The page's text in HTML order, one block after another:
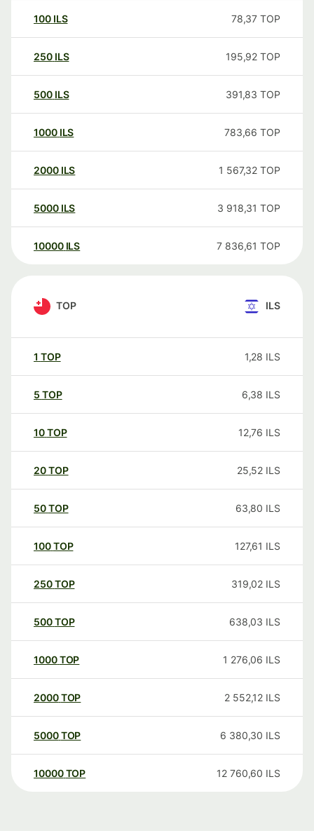
100 ILS 78,37 TOP
250 ILS 195,92 TOP
500 ILS 391,83 TOP
1000 ILS 783,66 TOP
2000 ILS 1 567,32 TOP
5000 ILS 3 918,31 TOP
10000 ILS 7 836,61 TOP
TOP ILS
1 TOP 1,28 ILS
5 TOP 6,38 ILS
10TOP 12,76 ILS
20TOP 25,52 ILS
50TOP 63,80 ILS
100TOP 127,61 ILS
250TOP 319,02 ILS
500TOP 638,03 ILS
1000TOP 1 276,06 ILS
2000TOP 2 552,12 ILS
5000TOP 6 380,30 ILS
10000 TOP 12 760,60 ILS